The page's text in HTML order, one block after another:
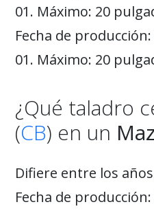
01. Máximo: 20
Fecha de
01. Máximo: 20
¿Qué taladro
(CB) en un
Difiere entre los
Fecha de